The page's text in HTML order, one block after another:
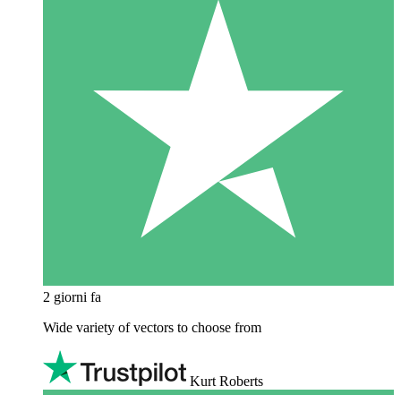
2 giorni fa
Wide variety of vectors to choose from
Kurt Roberts